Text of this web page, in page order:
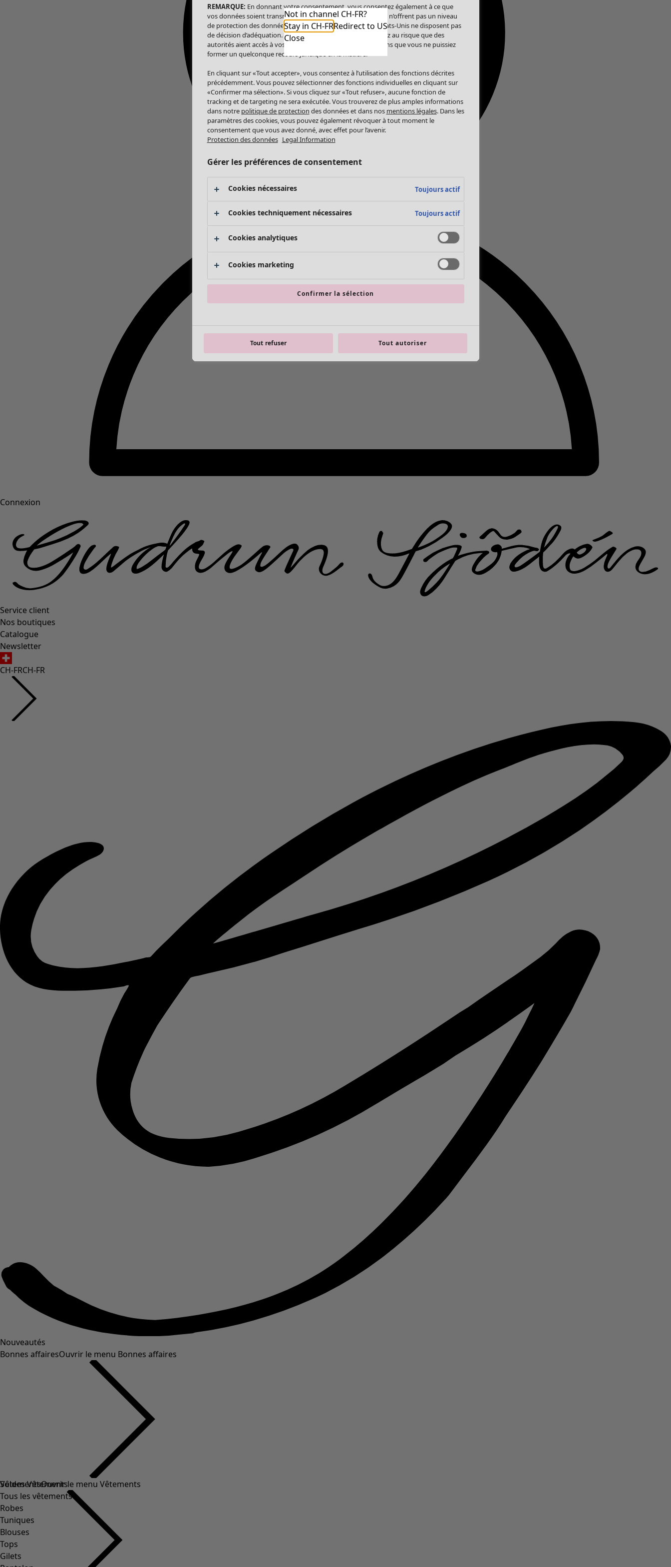
Connexion
Service client
Nos boutiques
Catalogue
Newsletter
CH-FRCH-FR
Nouveautés
Bonnes affairesOuvrir le menu Bonnes affaires
Soldes Vêtements
Tous les vêtements
Robes
Tuniques
Blouses
Tops
Gilets
VêtementsOuvrir le menu Vêtements
Not in channel CH-FR?
Stay in CH-FRRedirect to US
Close
REMARQUE: En donnant votre consentement, vous consentez également à ce que
vos données soient transmises aux États-Unis. Les États-Unis n’offrent pas un niveau
de protection des données comparable à celui de l’UE. Les États-Unis ne disposent pas
de décision d’adéquation. Par conséquent, vous vous exposez au risque que des
autorités aient accès à vos données à caractère personnel sans que vous ne puissiez
former un quelconque recours juridique en la matière.
En cliquant sur «Tout accepter», vous consentez à l’utilisation des fonctions décrites
précédemment. Vous pouvez sélectionner des fonctions individuelles en cliquant sur
«Confirmer ma sélection». Si vous cliquez sur «Tout refuser», aucune fonction de
tracking et de targeting ne sera exécutée. Vous trouverez de plus amples informations
dans notre politique de protection des données et dans nos mentions légales. Dans les
paramètres des cookies, vous pouvez également révoquer à tout moment le
consentement que vous avez donné, avec effet pour l’avenir.
Protection des données Legal Information
Gérer les préférences de consentement
Cookies nécessaires Toujours actif
Cookies techniquement nécessaires Toujours actif
Cookies analytiques
Cookies marketing
Confirmer la sélection
Tout refuser Tout autoriser